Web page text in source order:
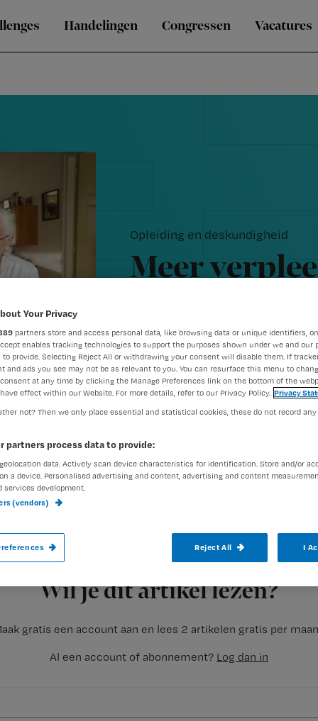
Handelingen Congressen Vacatures
Opleiding en deskundigheid
Meer
Auteur:Francine Aarts16 mei 2018
Registreren
Wil je dit artikel lezen?
gratis een account aan en lees 2 artikelen gratis per
Al een account of abonnement? Log dan in
Vergeleken met tien jaar geleden
verpleegkundigen een diploma. De VVT-
Your Privacy
partners store and access personal data, like browsing data or unique identifiers,
enables tracking technologies to support the purposes shown under we and our
to provide. Selecting Reject All or withdrawing your consent will disable them. If
and ads you see may not be as relevant to you. You can resurface this menu to
at any time by clicking the Manage Preferences link on the bottom of the
effect within our Website. For more details, refer to our Privacy Policy. Privacy
not? Then we only place essential and statistical cookies, these do not record
partners process data to provide:
data. Actively scan device characteristics for identification. Store and/or
a device. Personalised advertising and content, advertising and content
services development.
(vendors)
Reject All I